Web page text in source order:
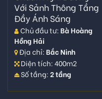
Với Sảnh Thông Tầng
Đầy Ánh Sáng
Chủ đầu tư: Bà Hoàng
Hồng Hải
Địa chỉ: Bắc Ninh
Diện tích: 400m2
Số tầng: 2 tầng